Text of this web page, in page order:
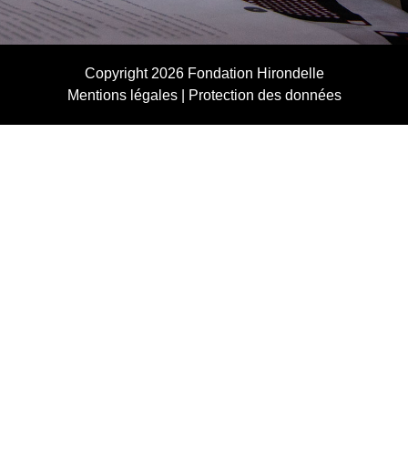
Copyright 2026 Fondation Hirondelle
Mentions légales| Protection des données